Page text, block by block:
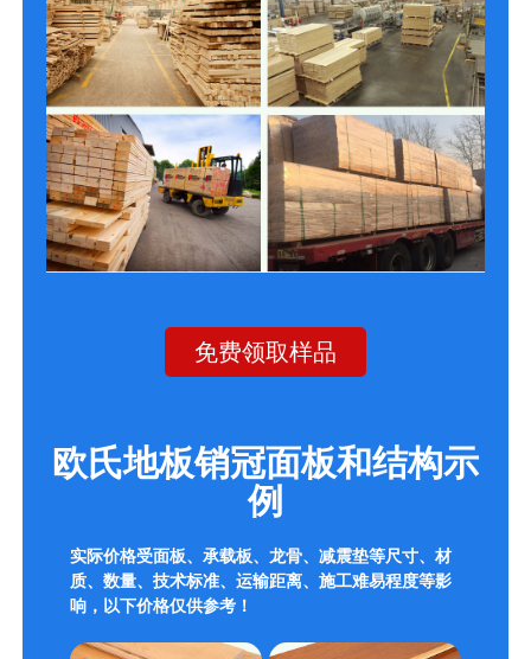
免费领取样品
欧氏地板销冠面板和结构示
例
实际价格受面板、承载板、龙骨、减震垫等尺寸、材
质、数量、技术标准、运输距离、施工难易程度等影
响，以下价格仅供参考！